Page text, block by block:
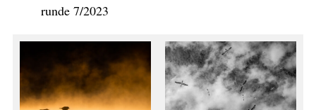
runde 7/2023